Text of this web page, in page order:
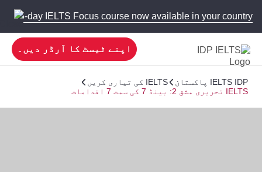
5-day IELTS Focus course now available in your country!
اپنے ٹیسٹ کا آرڈر دیں۔
IELTS IDP پاکستان
IELTS کی تیاری کریں
IELTS تحریری مشق 2: بینڈ 7 کی سمت 7 اقدامات